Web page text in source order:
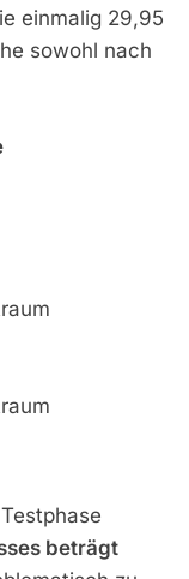
einmalig 29,95
sowohl nach
beträgt